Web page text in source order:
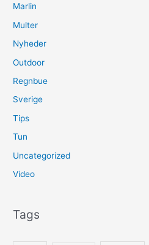
Marlin
Multer
Nyheder
Outdoor
Regnbue
Sverige
Tips
Tun
Uncategorized
Video
Tags